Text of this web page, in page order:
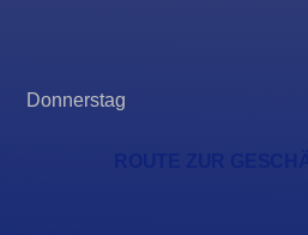
Donnerstag